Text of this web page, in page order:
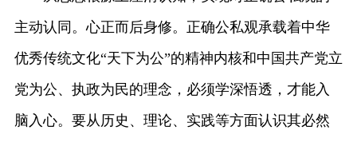
主动认同。心正而后身修。正确公私观承载着中华
优秀传统文化“天下为公”的精神内核和中国共产党立
党为公、执政为民的理念，必须学深悟透，才能入
脑入心。要从历史、理论、实践等方面认识其必然